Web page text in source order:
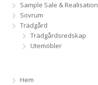
Sample Sale & Realisation
Sovrum
Trädgård
Trädgårdsredskap
Utemöbler
Hem